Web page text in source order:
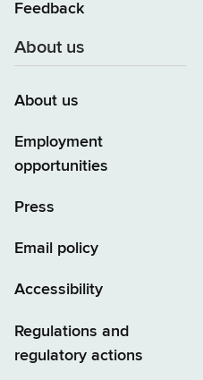
Feedback
About us
About us
Employment
opportunities
Press
Email policy
Accessibility
Regulations and
regulatory actions